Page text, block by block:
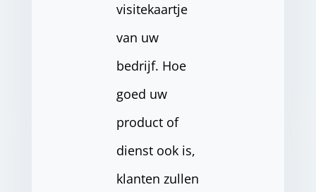
visitekaartje
van uw
bedrijf. Hoe
goed uw
product of
dienst ook is,
klanten zullen